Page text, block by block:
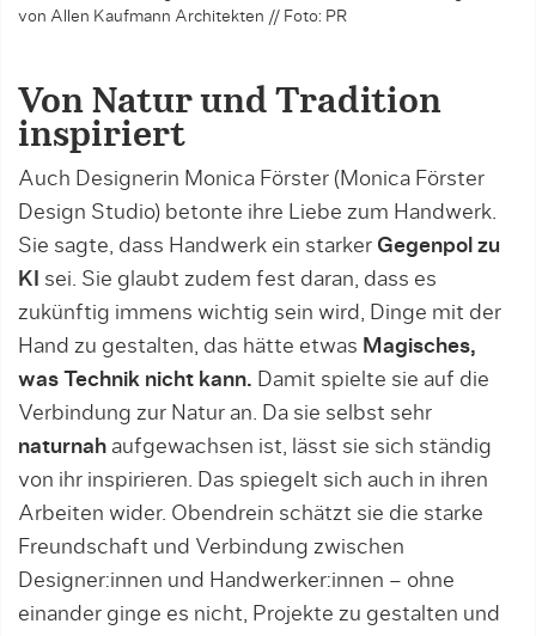
von Allen Kaufmann Architekten // Foto: PR
Von Natur und Tradition
inspiriert
Auch Designerin Monica Förster (Monica Förster
Design Studio) betonte ihre Liebe zum Handwerk.
Sie sagte, dass Handwerk ein starker Gegenpol zu
KI
sei. Sie glaubt zudem fest daran, dass es
zukünftig immens wichtig sein wird, Dinge mit der
Hand zu gestalten, das hätte etwas Magisches,
was Technik nicht kann. Damit spielte sie auf die
Verbindung zur Natur an. Da sie selbst sehr
naturnah aufgewachsen ist, lässt sie sich ständig
von ihr inspirieren. Das spiegelt sich auch in ihren
Arbeiten wider. Obendrein schätzt sie die starke
Freundschaft und Verbindung zwischen
Designer:innen und Handwerker:innen – ohne
einander ginge es nicht, Projekte zu gestalten und